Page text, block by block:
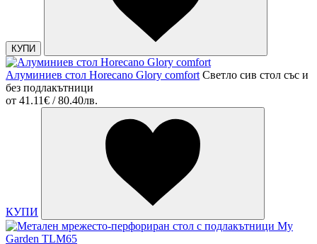
КУПИ
Алуминиев стол Horecano Glory comfort Светло сив стол със и
без подлакътници
от 41.11€ / 80.40лв.
КУПИ